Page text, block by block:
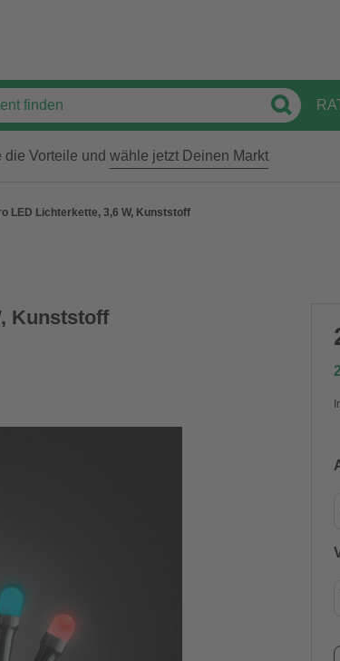
die Vorteile und wähle jetzt Deinen Markt
LED Lichterkette, 3,6 W, Kunststoff
Kunststoff